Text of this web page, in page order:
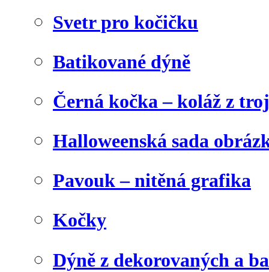
Svetr pro kočičku
Batikované dýně
Černá kočka – koláž z
Halloweenská sada
Pavouk – nitěná grafika
Kočky
Dýně z dekorovaných a